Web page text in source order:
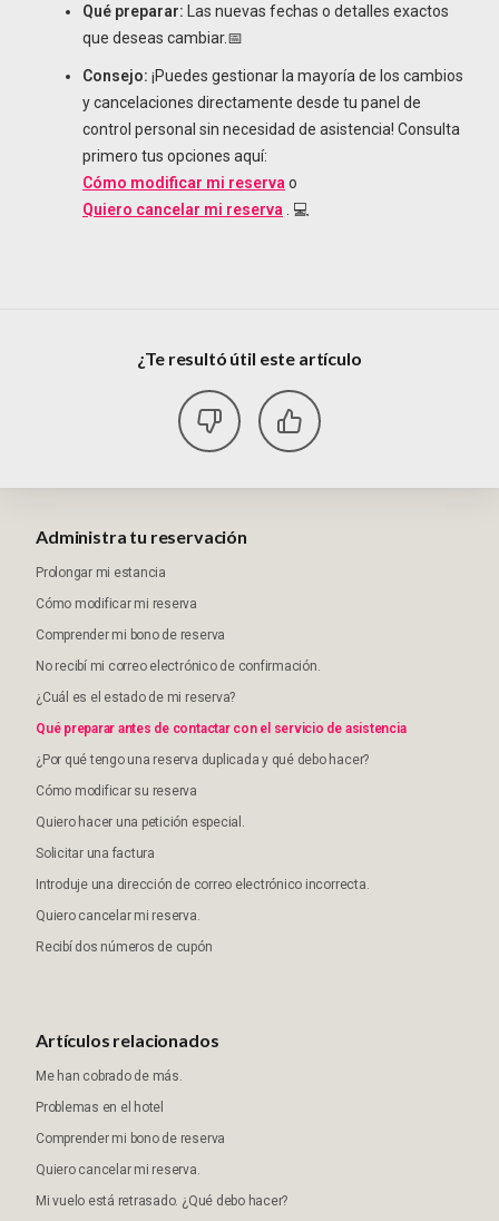
Qué preparar: Las nuevas fechas o detalles exactos
que deseas cambiar.📅
Consejo: ¡Puedes gestionar la mayoría de los cambios
y cancelaciones directamente desde tu panel de
control personal sin necesidad de asistencia! Consulta
primero tus opciones aquí:
Cómo modificar mi reserva o
Quiero cancelar mi reserva . 💻
¿Te resultó útil este artículo
Administra tu reservación
Prolongar mi estancia
Cómo modificar mi reserva
Comprender mi bono de reserva
No recibí mi correo electrónico de confirmación.
¿Cuál es el estado de mi reserva?
Qué preparar antes de contactar con el servicio de asistencia
¿Por qué tengo una reserva duplicada y qué debo hacer?
Cómo modificar su reserva
Quiero hacer una petición especial.
Solicitar una factura
Introduje una dirección de correo electrónico incorrecta.
Quiero cancelar mi reserva.
Recibí dos números de cupón
Artículos relacionados
Me han cobrado de más.
Problemas en el hotel
Comprender mi bono de reserva
Quiero cancelar mi reserva.
Mi vuelo está retrasado. ¿Qué debo hacer?